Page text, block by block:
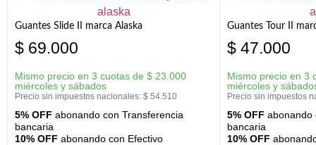
Guantes Slide II marca Alaska
$ 69.000
Mismo precio en 3 cuotas de $ 23.000
miércoles y sábados
Precio sin impuestos nacionales: $ 54.510
5% OFF abonando con Transferencia
bancaria
10% OFF abonando con Efectivo
Guantes Tour II
$ 47.000
Mismo precio en 3
miércoles y
Precio sin impuestos
5% OFF abonando
bancaria
10% OFF